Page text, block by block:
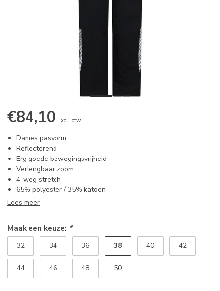
€84,10 Excl. btw
Dames pasvorm
Reflecterend
Erg goede bewegingsvrijheid
Verlengbaar zoom
4-weg stretch
65% polyester / 35% katoen
Lees meer
Maak een keuze: *
32 34 36 38 40 42
44 46 48 50